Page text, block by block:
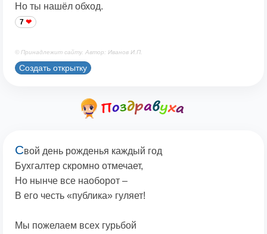
Но ты нашёл обход.
7
© Принадлежит сайту. Автор: Иванов И.П.
Создать открытку
Свой день рожденья каждый год
Бухгалтер скромно отмечает,
Но нынче все наоборот –
В его честь «публика» гуляет!
Мы пожелаем всех гурьбой